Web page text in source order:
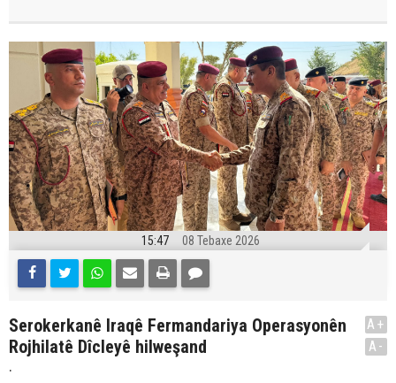
15:47 08 Tebaxe 2026
Serokerkanê Iraqê Fermandariya Operasyonên
Rojhilatê Dîcleyê hilweşand
.
A+
A-